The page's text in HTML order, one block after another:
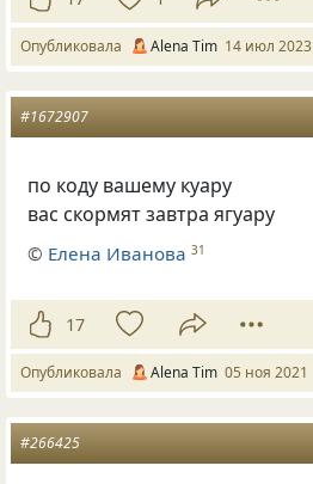
Опубликовала Alena Tim 14 июл 2023
#1672907
по коду вашему куару
вас скормят завтра ягуару
© Елена Иванова 31
17
Опубликовала Alena Tim 05 ноя 2021
#266425